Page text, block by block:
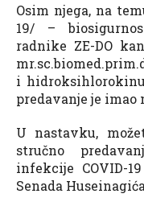
Osim njega, na
19/ –
radnike ZE-DO
i
predavanje je imao
U nastavku,
stručno
infekcije COVID-
Senada